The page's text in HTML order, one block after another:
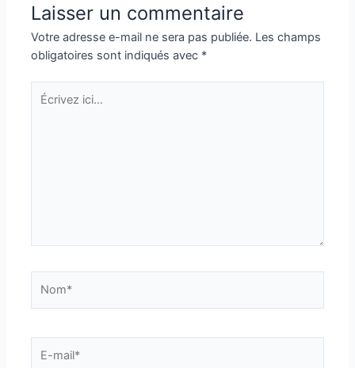
Laisser un commentaire
Votre adresse e-mail ne sera pas publiée. Les champs
obligatoires sont indiqués avec *
Écrivez
ici…
mail*